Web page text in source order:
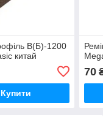
В(Б)-1200
китай
Купити
70